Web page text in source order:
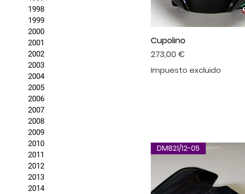
1998
1999
2000
2001
2002
2003
2004
2005
2006
2007
2008
2009
2010
2011
2012
2013
2014
Cupolino
Precio
273,00 €
Impuesto excluido
DM821/12-05